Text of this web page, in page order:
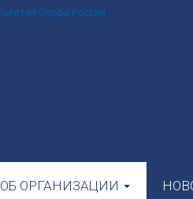
ОБ ОРГАНИЗАЦИИ